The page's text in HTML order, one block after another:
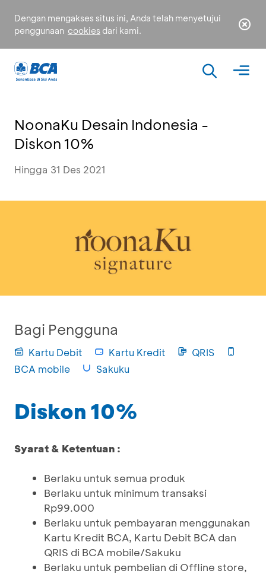
Dengan mengakses situs ini, Anda telah menyetujui
penggunaan cookies dari kami.
NoonaKu Desain Indonesia -
Diskon 10%
Hingga 31 Des 2021
Bagi Pengguna
Kartu Debit Kartu Kredit
QRIS
BCA mobile
Sakuku
Diskon 10%
Syarat & Ketentuan :
Berlaku untuk semua produk
Berlaku untuk minimum transaksi
Rp99.000
Berlaku untuk pembayaran menggunakan
Kartu Kredit BCA, Kartu Debit BCA dan
QRIS di BCA mobile/Sakuku
Berlaku untuk pembelian di Offline store,